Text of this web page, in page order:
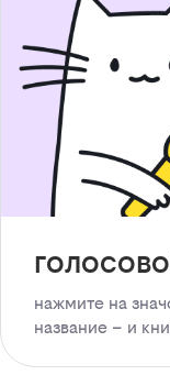
нажмите на
название – и